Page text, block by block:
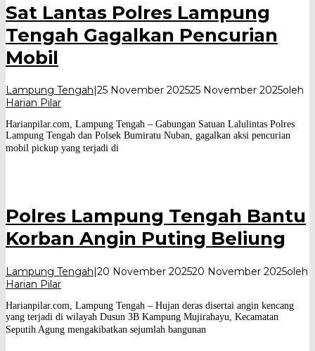
Sat Lantas Polres Lampung
Tengah Gagalkan Pencurian
Mobil
Lampung Tengah 25 November 202525 November 2025oleh
Harian Pilar
Harianpilar.com, Lampung Tengah – Gabungan Satuan Lalulintas Polres
Lampung Tengah dan Polsek Bumiratu Nuban, gagalkan aksi pencurian
mobil pickup yang terjadi di
Polres Lampung Tengah Bantu
Korban Angin Puting Beliung
Lampung Tengah|20 November 202520 November 2025oleh
Harian Pilar
Harianpilar.com, Lampung Tengah – Hujan deras disertai angin kencang
yang terjadi di wilayah Dusun 3B Kampung Mujirahayu, Kecamatan
Seputih Agung mengakibatkan sejumlah bangunan